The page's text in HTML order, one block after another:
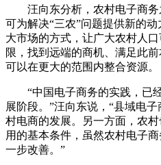
汪向东分析，农村电子商务
可为解决“三农”问题提供新的
大市场的方式，让广大农村人
限，找到远端的商机、满足此
可以在更大的范围内整合资源。
“中国电子商务的实践，已
展阶段。”汪向东说，“县域电
村电商的发展。另一方面，农
用的基本条件，虽然农村电子
一步改善。”